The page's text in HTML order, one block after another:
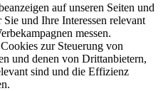
auf unseren Seiten und
und Ihre Interessen relevant
messen.
Cookies zur Steuerung von
und denen von Drittanbietern,
sind und die Effizienz